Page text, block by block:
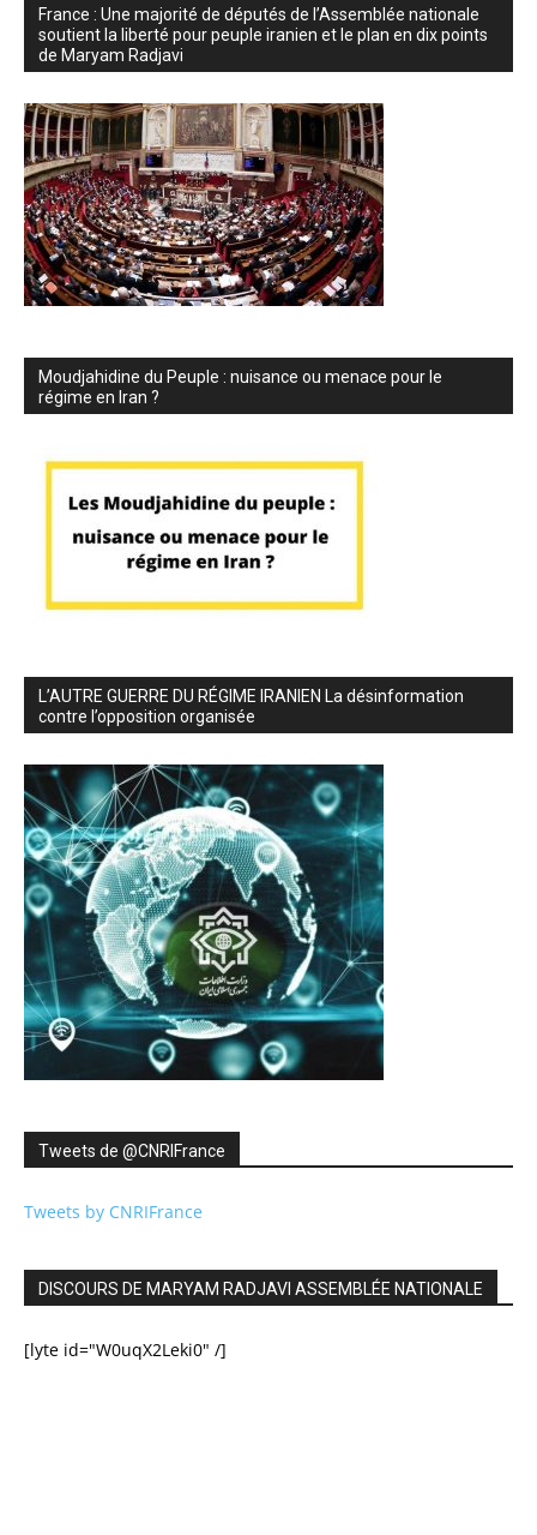
France : Une majorité de députés de l’Assemblée nationale
soutient la liberté pour peuple iranien et le plan en dix points
de Maryam Radjavi
Moudjahidine du Peuple : nuisance ou menace pour le
régime en Iran ?
L’AUTRE GUERRE DU RÉGIME IRANIEN La désinformation
contre l’opposition organisée
Tweets de ‎@CNRIFrance
Tweets by CNRIFrance
DISCOURS DE MARYAM RADJAVI ASSEMBLÉE NATIONALE
[lyte id="W0uqX2Leki0" /]